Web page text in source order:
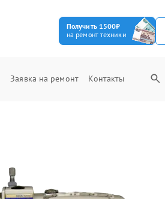
Получить 1500₽
на ремонт техники
Заявка на ремонт Контакты